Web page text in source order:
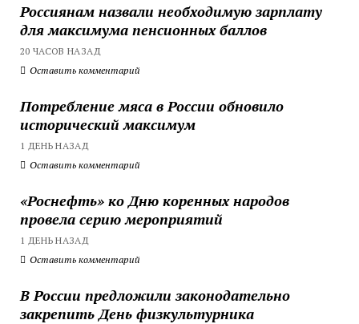
Россиянам назвали необходимую зарплату
для максимума пенсионных баллов
20 ЧАСОВ НАЗАД
Оставить комментарий
Потребление мяса в России обновило
исторический максимум
1 ДЕНЬ НАЗАД
Оставить комментарий
«Роснефть» ко Дню коренных народов
провела серию мероприятий
1 ДЕНЬ НАЗАД
Оставить комментарий
В России предложили законодательно
закрепить День физкультурника